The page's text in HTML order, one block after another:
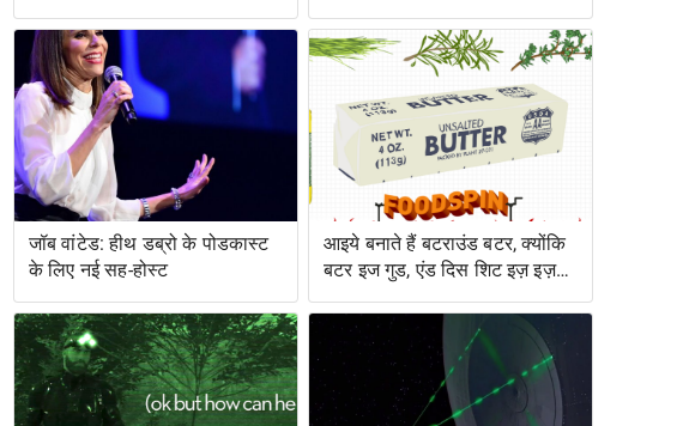
जॉब वांटेड: हीथ डब्रो के पोडकास्ट
के लिए नई सह-होस्ट
आइये बनाते हैं बटराउंड बटर, क्योंकि
बटर इज गुड, एंड दिस शिट इज़ इज़
बेटर